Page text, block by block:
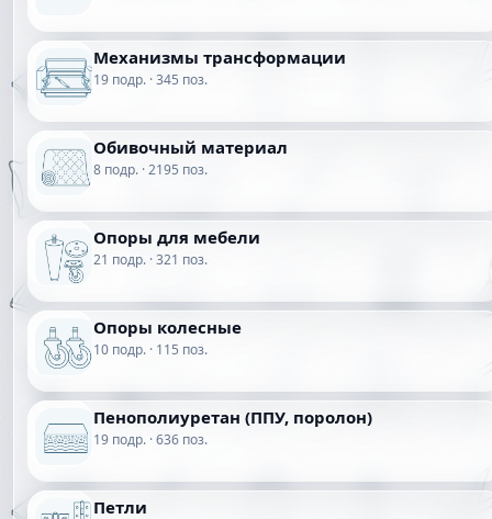
Механизмы трансформации
19 подр. · 345 поз.
Обивочный материал
8 подр. · 2195 поз.
Опоры для мебели
21 подр. · 321 поз.
Опоры колесные
10 подр. · 115 поз.
Пенополиуретан (ППУ, поролон)
19 подр. · 636 поз.
Петли